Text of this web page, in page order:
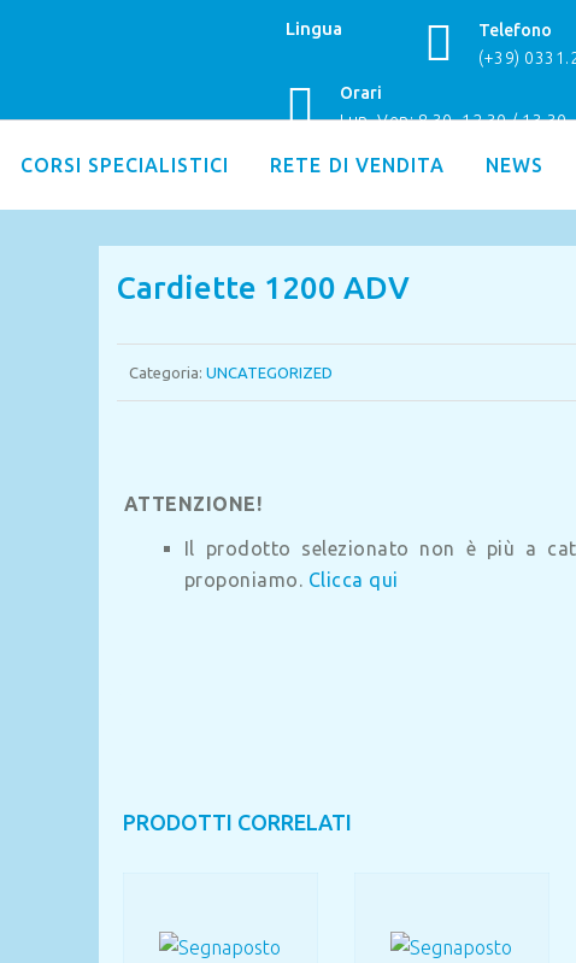
Lingua
Telefono
(+39)
Orari
Lun–Ven: 8.30–12.30 /
CORSI SPECIALISTICI RETE DI VENDITA NEWS
Cardiette 1200 ADV
Categoria: UNCATEGORIZED
ATTENZIONE!
Il prodotto selezionato non è più a
proponiamo. Clicca qui
PRODOTTI CORRELATI